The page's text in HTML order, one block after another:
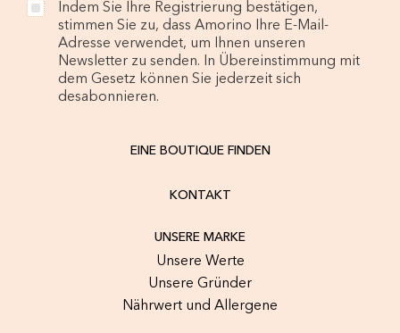
Indem Sie Ihre Registrierung bestätigen,
stimmen Sie zu, dass Amorino Ihre E-Mail-
Adresse verwendet, um Ihnen unseren
Newsletter zu senden. In Übereinstimmung mit
dem Gesetz können Sie jederzeit sich
desabonnieren.
EINE BOUTIQUE FINDEN
KONTAKT
UNSERE MARKE
Unsere Werte
Unsere Gründer
Nährwert und Allergene